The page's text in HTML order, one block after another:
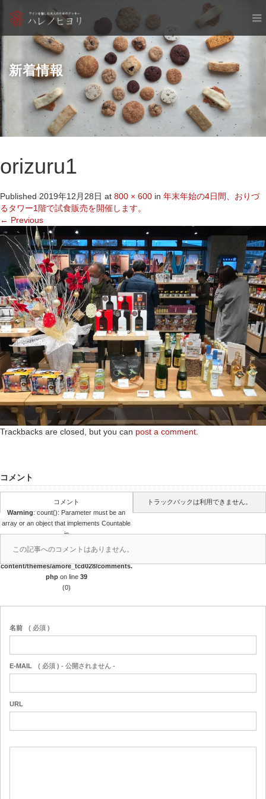
新着情報
orizuru1
Published 2019年12月28日 at 800 × 600 in 年末年始の4日間、おりづ
るタワー1階で試食販売を開催します。
← Previous
Trackbacks are closed, but you can post a comment
コメント
コメント
Warning: count(): Parameter must be an
array or an object that implements Countable
in
/home/techuman2/harenohiyori.jp/public_
html/wp-
content/themes/amore_tcd028/comments.
php on line 39
(0)
トラックバックは利用できません。
この記事へのコメントはありません。
名前 ( 必須 )
E-MAIL ( 必須 ) - 公開されません -
URL